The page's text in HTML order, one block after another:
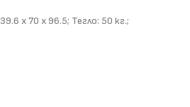
39.6 x 70 x 96.5; Тегло: 50 кг.;